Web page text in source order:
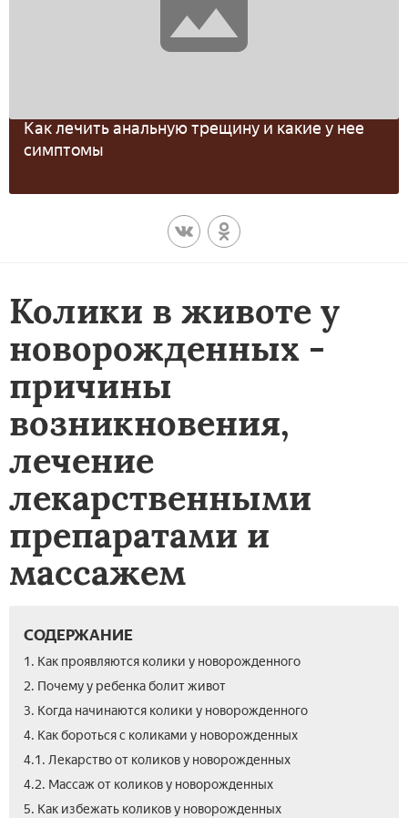
Как лечить анальную трещину и какие у нее
симптомы
Колики в животе у
новорожденных -
причины
возникновения,
лечение
лекарственными
препаратами и
массажем
СОДЕРЖАНИЕ
1. Как проявляются колики у новорожденного
2. Почему у ребенка болит живот
3. Когда начинаются колики у новорожденного
4. Как бороться с коликами у новорожденных
4.1. Лекарство от коликов у новорожденных
4.2. Массаж от коликов у новорожденных
5. Как избежать коликов у новорожденных